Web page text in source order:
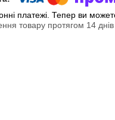
платежі. Тепер ви
товару протягом 14 днів